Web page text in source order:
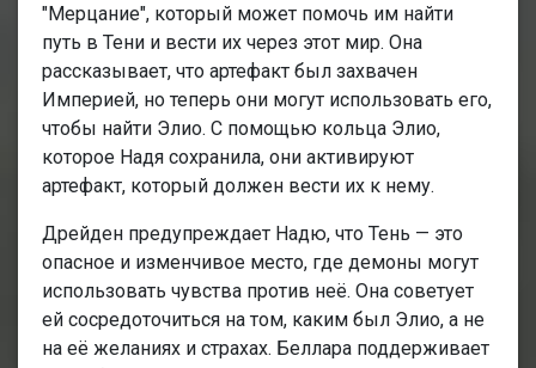
"Мерцание", который может помочь им найти
путь в Тени и вести их через этот мир. Она
рассказывает, что артефакт был захвачен
Империей, но теперь они могут использовать его,
чтобы найти Элио. С помощью кольца Элио,
которое Надя сохранила, они активируют
артефакт, который должен вести их к нему.
Дрейден предупреждает Надю, что Тень — это
опасное и изменчивое место, где демоны могут
использовать чувства против неё. Она советует
ей сосредоточиться на том, каким был Элио, а не
на её желаниях и страхах. Беллара поддерживает